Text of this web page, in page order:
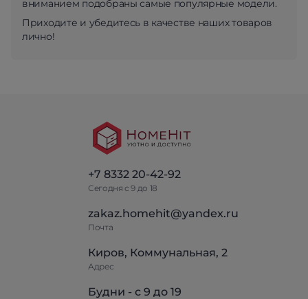
вниманием подобраны самые популярные модели.
Приходите и убедитесь в качестве наших товаров
лично!
+7 8332 20-42-92
Сегодня с 9 до 18
zakaz.homehit@yandex.ru
Почта
Киров, Коммунальная, 2
Адрес
Будни - с 9 до 19